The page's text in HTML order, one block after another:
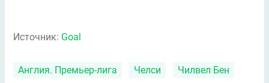
Источник: Goal
Англия. Премьер-лига Челси Чилвел Бен